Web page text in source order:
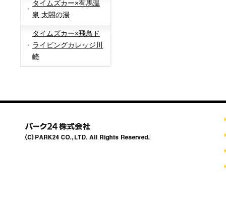
タイムズカー×有馬温
泉 太閤の湯
タイムズカー×飛鳥ド
ライビングカレッジ川
崎